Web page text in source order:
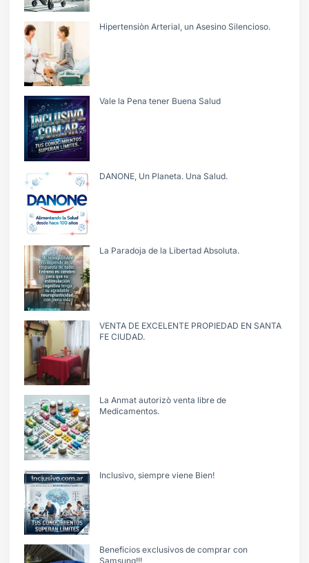
Hipertensiòn Arterial, un Asesino Silencioso.
Vale la Pena tener Buena Salud
DANONE, Un Planeta. Una Salud.
La Paradoja de la Libertad Absoluta.
VENTA DE EXCELENTE PROPIEDAD EN SANTA
FE CIUDAD.
La Anmat autorizò venta libre de
Medicamentos.
Inclusivo, siempre viene Bien!
Beneficios exclusivos de comprar con
Samsung!!!